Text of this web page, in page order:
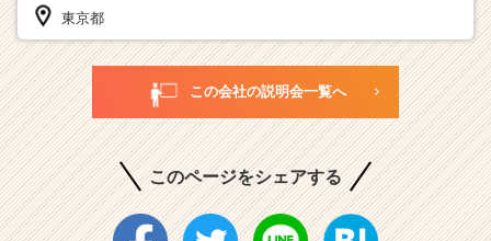
東京都
この会社の説明会一覧へ
このページをシェアする